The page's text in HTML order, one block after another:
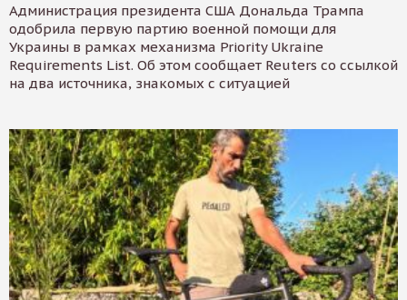
Администрация президента США Дональда Трампа
одобрила первую партию военной помощи для
Украины в рамках механизма Priority Ukraine
Requirements List. Об этом сообщает Reuters со ссылкой
на два источника, знакомых с ситуацией